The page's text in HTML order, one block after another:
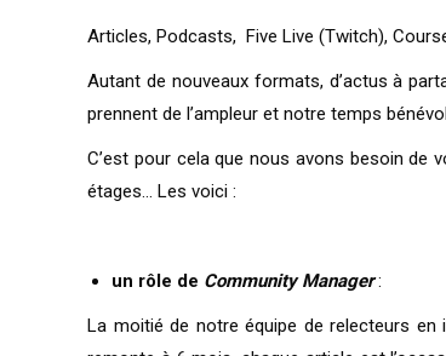
Articles, Podcasts, Five Live (Twitch),
Autant de nouveaux formats, d’actus à
prennent de l’ampleur et notre temps
C’est pour cela que nous avons besoin de
étages… Les voici :
un rôle de Community Manager:
La moitié de notre équipe de relecteurs